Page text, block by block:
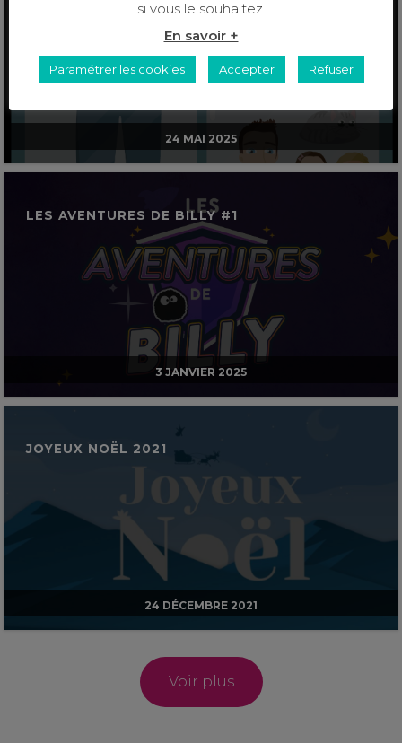
24 MAI 2025
3 JANVIER 2025
LES AVENTURES DE BILLY #1
24 DÉCEMBRE 2021
JOYEUX NOËL 2021
Voir plus
si vous le souhaitez.
En savoir +
Paramétrer les cookies Accepter Refuser